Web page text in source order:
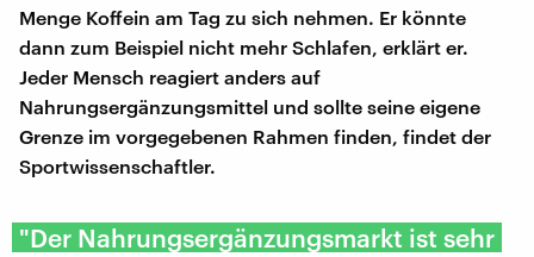
Menge Koffein am Tag zu sich nehmen. Er könnte
dann zum Beispiel nicht mehr Schlafen, erklärt er.
Jeder Mensch reagiert anders auf
Nahrungsergänzungsmittel und sollte seine eigene
Grenze im vorgegebenen Rahmen finden, findet der
Sportwissenschaftler.
"Der Nahrungsergänzungsmarkt ist sehr